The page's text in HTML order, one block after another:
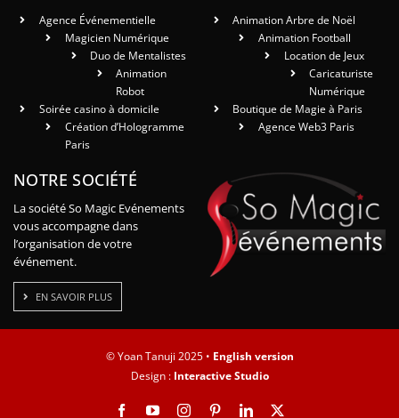
Agence Événementielle
Magicien Numérique
Duo de Mentalistes
Animation
Robot
Soirée casino à domicile
Création d’Hologramme
Paris
Animation Arbre de Noël
Animation Football
Location de Jeux
Caricaturiste
Numérique
Boutique de Magie à Paris
Agence Web3 Paris
NOTRE SOCIÉTÉ
La société So Magic Evénements
vous accompagne dans
l’organisation de votre
événement.
EN SAVOIR PLUS
© Yoan Tanuji 2025 • English version
Design : Interactive Studio